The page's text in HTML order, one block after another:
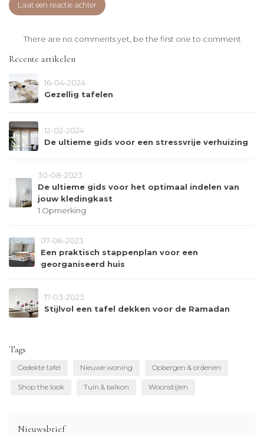
Laat een reactie achter
There are no comments yet, be the first one to comment
Recente artikelen
16-04-2024
Gezellig tafelen
12-02-2024
De ultieme gids voor een stressvrije verhuizing
30-08-2023
De ultieme gids voor het optimaal indelen van
jouw kledingkast
1 Opmerking
07-06-2023
Een praktisch stappenplan voor een
georganiseerd huis
17-03-2023
Stijlvol een tafel dekken voor de Ramadan
Tags
Gedekte tafel Nieuwe woning Opbergen & ordenen
Shop the look Tuin & balkon Woonstijlen
Nieuwsbrief